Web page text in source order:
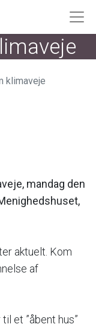
klimaveje
mandag den
aktuelt. Kom
af
et ”åbent hus”